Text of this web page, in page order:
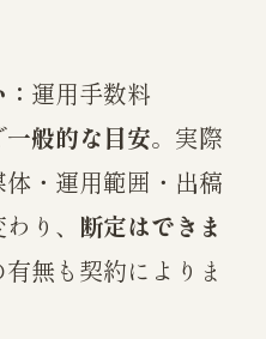
運用手数料
一般的な目安。実際
・運用範囲・出稿
り、 断定はできま
無も契約によりま